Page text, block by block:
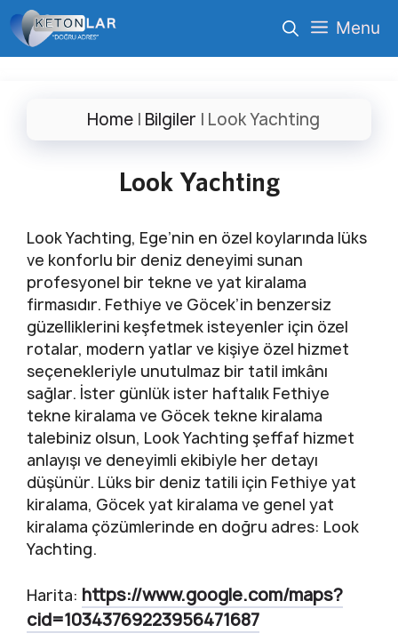
İçeriğe
atla
Menu
Home | Bilgiler | Look Yachting
Look Yachting
Look Yachting, Ege’nin en özel koylarında lüks
ve konforlu bir deniz deneyimi sunan
profesyonel bir tekne ve yat kiralama
firmasıdır. Fethiye ve Göcek’in benzersiz
güzelliklerini keşfetmek isteyenler için özel
rotalar, modern yatlar ve kişiye özel hizmet
seçenekleriyle unutulmaz bir tatil imkânı
sağlar. İster günlük ister haftalık Fethiye
tekne kiralama ve Göcek tekne kiralama
talebiniz olsun, Look Yachting şeffaf hizmet
anlayışı ve deneyimli ekibiyle her detayı
düşünür. Lüks bir deniz tatili için Fethiye yat
kiralama, Göcek yat kiralama ve genel yat
kiralama çözümlerinde en doğru adres: Look
Yachting.
Harita: https://www.google.com/maps?
cid=10343769223956471687